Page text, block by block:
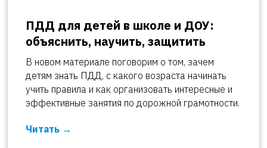
ПДД для детей в школе и ДОУ:
объяснить, научить, защитить
В новом материале поговорим о том, зачем
детям знать ПДД, с какого возраста начинать
учить правила и как организовать интересные и
эффективные занятия по дорожной грамотности.
Читать